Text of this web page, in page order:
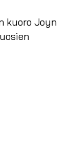
kuoro Joyn